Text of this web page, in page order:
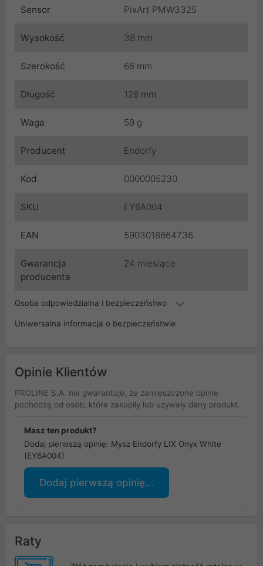
Sensor PixArt PMW3325
Wysokość 38 mm
Szerokość 66 mm
Długość 126 mm
Waga 59 g
Producent Endorfy
Kod 0000005230
SKU EY6A004
EAN 5903018664736
Gwarancja
producenta
24 miesiące
Osoba odpowiedzialna i bezpieczeństwo
Uniwersalna informacja o bezpieczeństwie
Opinie Klientów
PROLINE S.A. nie gwarantuje, że zamieszczone opinie
pochodzą od osób, które zakupiły lub używały dany produkt.
Masz ten produkt?
Dodaj pierwszą opinię: Mysz Endorfy LIX Onyx White
(EY6A004)
Dodaj pierwszą opinię...
Raty